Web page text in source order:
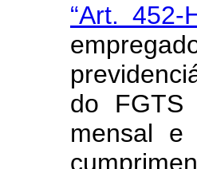
“Art. 452-
do FGTS
mensal e